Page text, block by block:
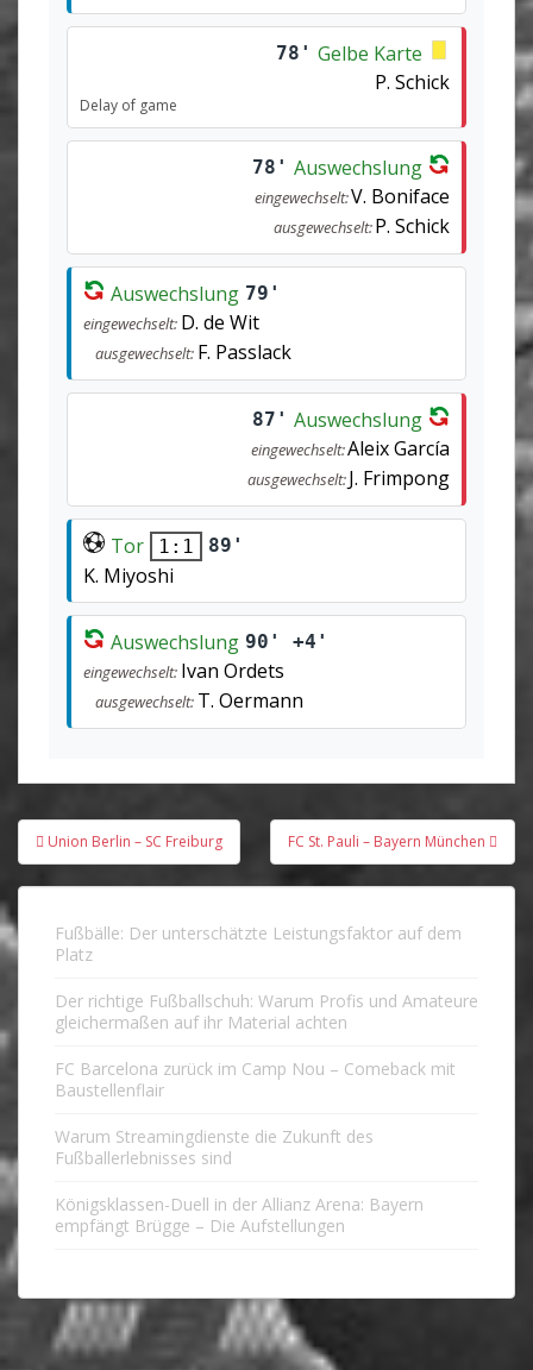
78' Gelbe Karte
P. Schick
Delay of game
78' Auswechslung
eingewechselt:V. Boniface
ausgewechselt:P. Schick
Auswechslung 79'
eingewechselt: D. de Wit
ausgewechselt: F. Passlack
87' Auswechslung
eingewechselt:Aleix García
ausgewechselt:J. Frimpong
Tor 1:1 89'
K. Miyoshi
Auswechslung 90' +4'
eingewechselt: Ivan Ordets
ausgewechselt: T. Oermann
Beitragsnavigation
Union Berlin – SC Freiburg FC St. Pauli – Bayern München
Fußbälle: Der unterschätzte Leistungsfaktor auf dem
Platz
Der richtige Fußballschuh: Warum Profis und Amateure
gleichermaßen auf ihr Material achten
FC Barcelona zurück im Camp Nou – Comeback mit
Baustellenflair
Warum Streamingdienste die Zukunft des
Fußballerlebnisses sind
Königsklassen-Duell in der Allianz Arena: Bayern
empfängt Brügge – Die Aufstellungen